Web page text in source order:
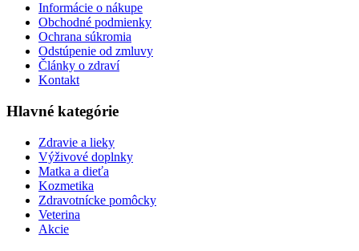
Informácie o nákupe
Obchodné podmienky
Ochrana súkromia
Odstúpenie od zmluvy
Články o zdraví
Kontakt
Hlavné kategórie
Zdravie a lieky
Výživové doplnky
Matka a dieťa
Kozmetika
Zdravotnícke pomôcky
Veterina
Akcie